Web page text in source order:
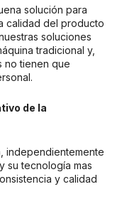
solución para
calidad del producto
soluciones
tradicional y,
no tienen que
de la
independientemente
su tecnología mas
y calidad